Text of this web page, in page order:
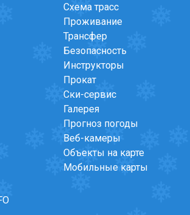
Схема трасс
Проживание
Трансфер
Безопасность
Инструкторы
Прокат
Ски-сервис
Галерея
Прогноз погоды
Веб-камеры
Объекты на карте
Мобильные карты